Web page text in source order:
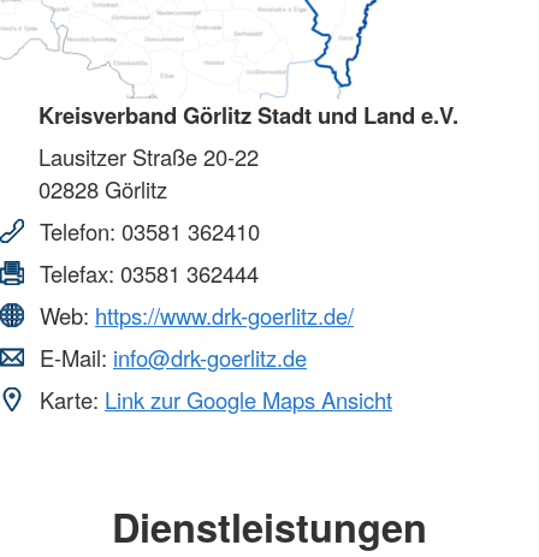
Kreisverband Görlitz Stadt und Land e.V.
Lausitzer Straße 20-22
02828Görlitz
Telefon: 03581 362410
Telefax: 03581 362444
Web: https://www.drk-goerlitz.de/
E-Mail: info@drk-goerlitz.de
Karte: Link zur Google Maps Ansicht
Dienstleistungen